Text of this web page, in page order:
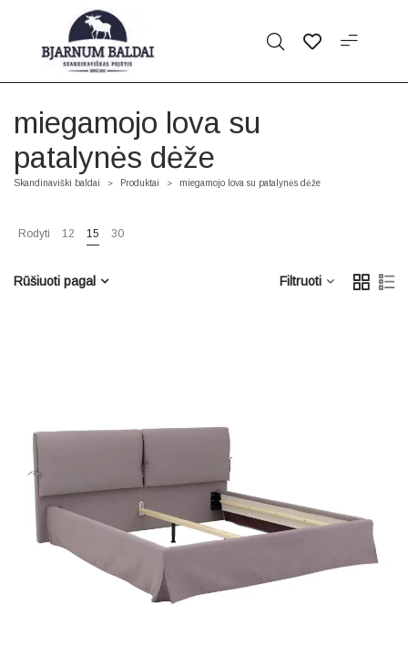
miegamojo lova su
patalynės dėže
Skandinaviški baldai > Produktai > miegamojo lova su patalynės dėže
Rodyti 12 15 30
Filtruoti
Rūšiuoti pagal